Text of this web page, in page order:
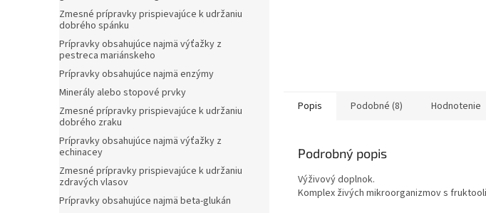
Zmesné prípravky prispievajúce k udržaniu
dobrého spánku
Prípravky obsahujúce najmä výťažky z
pestreca mariánskeho
Prípravky obsahujúce najmä enzýmy
Minerály alebo stopové prvky
Zmesné prípravky prispievajúce k udržaniu
dobrého zraku
Prípravky obsahujúce najmä výťažky z
echinacey
Zmesné prípravky prispievajúce k udržaniu
zdravých vlasov
Prípravky obsahujúce najmä beta-glukán
Popis Podobné (8) Hodnotenie
Podrobný popis
Výživový doplnok.
Komplex živých mikroorganizmov s